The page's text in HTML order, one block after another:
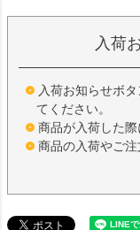
入荷
入荷お知らせボ
てください。
商品が入荷した際
商品の入荷やご注